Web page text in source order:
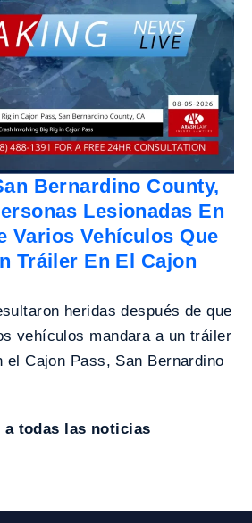
Bernardino County,
Lesionadas En
Varios Vehículos Que
Tráiler En El Cajon
heridas después de que
vehículos mandara a un tráiler
el Cajon Pass, San Bernardino
a todas las noticias